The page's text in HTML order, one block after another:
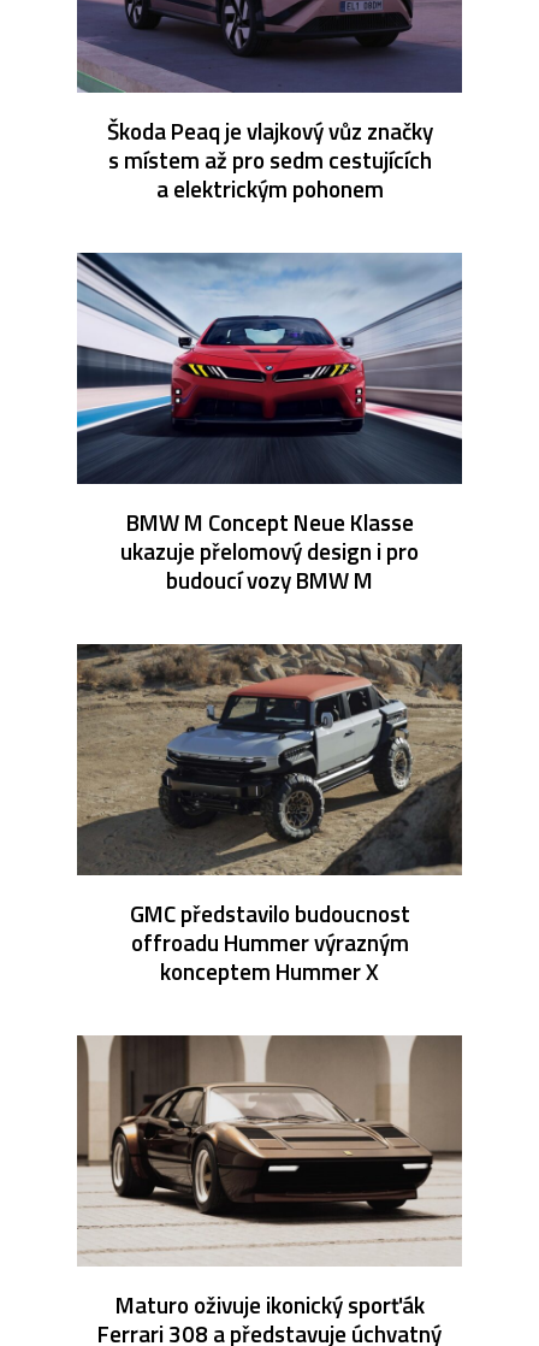
Škoda Peaq je vlajkový vůz značky
s místem až pro sedm cestujících
a elektrickým pohonem
BMW M Concept Neue Klasse
ukazuje přelomový design i pro
budoucí vozy BMW M
GMC představilo budoucnost
offroadu Hummer výrazným
konceptem Hummer X
Maturo oživuje ikonický sporťák
Ferrari 308 a představuje úchvatný